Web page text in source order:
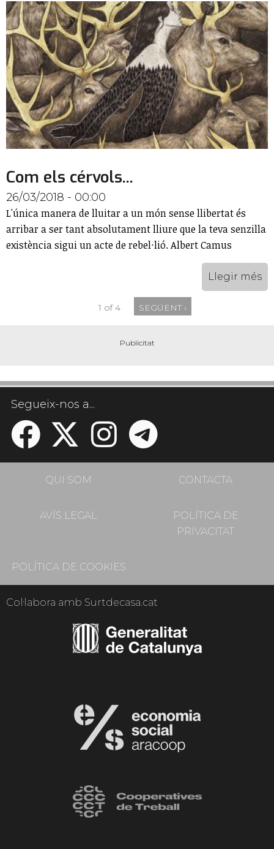
Com els cérvols...
26/03/2018 - 00:00
L'única manera de lluitar a un món sense llibertat és
arribar a ser tant absolutament lliure que la teva senzilla
existència sigui un acte de rebel·lió. Albert Camus
Llegir més
1 of 4 SEGÜENT ›
Segueix-nos a...
QUI SOM CONTACTA
AVÍS LEGAL
POLÍTICA DE
PRIVACITAT
POLÍTICA DE COOKIES
Col·labora amb Surtdecasa.cat